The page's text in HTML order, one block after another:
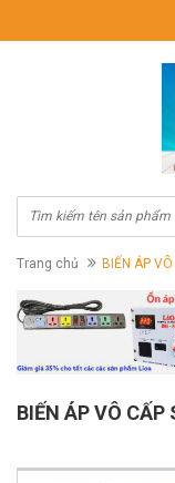
Trang chủ BIẾN ÁP
BIẾN ÁP VÔ